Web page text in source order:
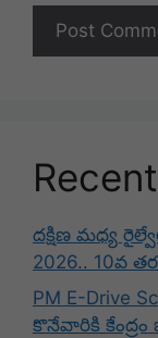
దక్షిణ మధ్య
2026.. 10వ
PM E-Drive
కొనేవారికి